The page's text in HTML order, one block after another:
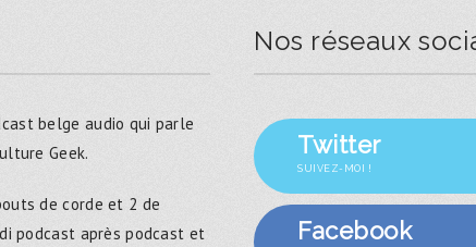
belge audio qui parle
Geek.
de corde et 2 de
podcast après podcast et
Nos réseaux
Twitter
SUIVEZ-MOI !
Facebook